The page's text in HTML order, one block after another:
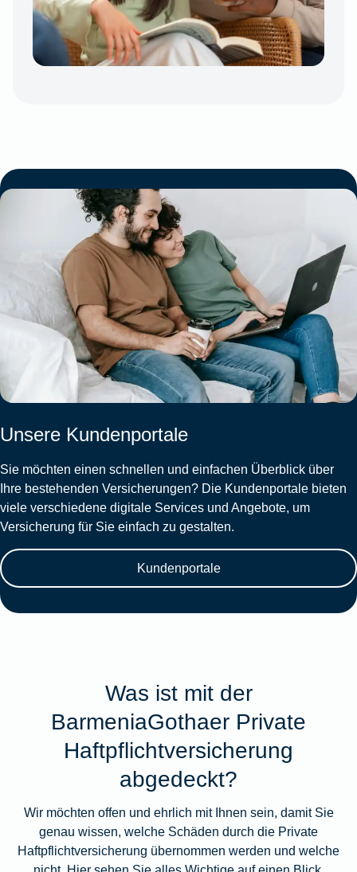
Unsere Kundenportale
Sie möchten einen schnellen und einfachen Überblick über
Ihre bestehenden Versicherungen? Die Kundenportale bieten
viele verschiedene digitale Services und Angebote, um
Versicherung für Sie einfach zu gestalten.
Kundenportale
Was ist mit der
BarmeniaGothaer Private
Haftpflichtversicherung
abgedeckt?
Wir möchten offen und ehrlich mit Ihnen sein, damit Sie
genau wissen, welche Schäden durch die Private
Haftpflichtversicherung übernommen werden und welche